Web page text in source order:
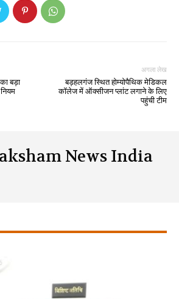
बड़ा
अगला लेख
बड़हलगंज स्थित होम्योपैथिक मेडिकल
कॉलेज में ऑक्सीजन प्लांट लगाने के लिए
पहुंची टीम
News India